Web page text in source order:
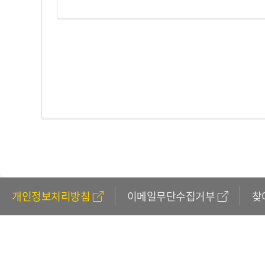
개인정보처리방침 이메일무단수집거부 찾